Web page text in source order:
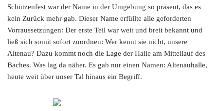
Schützenfest war der Name in der Umgebung so präsent, das es
kein Zurück mehr gab. Dieser Name erfüllte alle geforderten
Vorraussetzungen: Der erste Teil war weit und breit bekannt und
ließ sich somit sofort zuordnen: Wer kennt sie nicht, unsere
Altenau? Dazu kommt noch die Lage der Halle am Mittellauf des
Baches. Was lag da näher. Es gab nur einen Namen: Altenauhalle,
heute weit über unser Tal hinaus ein Begriff.